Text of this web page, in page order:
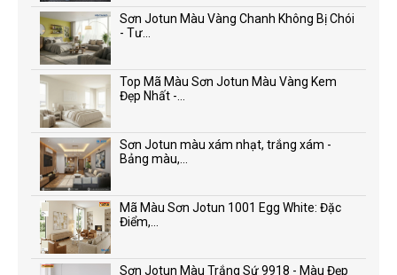
Sơn Jotun Màu Vàng Chanh Không Bị Chói
- Tư...
Top Mã Màu Sơn Jotun Màu Vàng Kem
Đẹp Nhất -...
Sơn Jotun màu xám nhạt, trắng xám -
Bảng màu,...
Mã Màu Sơn Jotun 1001 Egg White: Đặc
Điểm,...
Sơn Jotun Màu Trắng Sứ 9918 - Màu Đẹp